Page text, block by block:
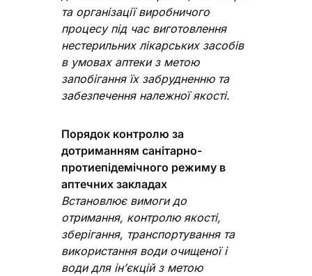
та організації виробничого
процесу під час виготовлення
нестерильних лікарських засобів
в умовах аптеки з метою
запобігання їх забрудненню та
забезпечення належної якості.
Порядок контролю за
дотриманням санітарно-
протиепідемічного режиму в
аптечних закладах
Встановлює вимоги до
отримання, контролю якості,
зберігання, транспортування та
використання води очищеної і
води для ін’єкцій з метою